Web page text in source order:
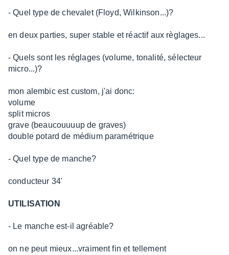
- Quel type de chevalet (Floyd, Wilkinson...)?
en deux parties, super stable et réactif aux règlages...
- Quels sont les réglages (volume, tonalité, sélecteur
micro...)?
mon alembic est custom, j'ai donc:
volume
split micros
grave (beaucouuuup de graves)
double potard de médium paramétrique
- Quel type de manche?
conducteur 34'
UTILISATION
- Le manche est-il agréable?
on ne peut mieux...vraiment fin et tellement